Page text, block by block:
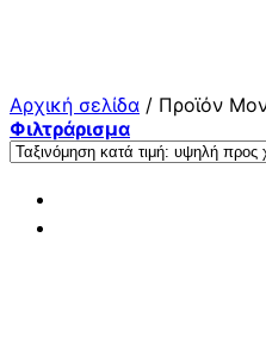
Αρχική σελίδα / Προϊόν
Φιλτράρισμα